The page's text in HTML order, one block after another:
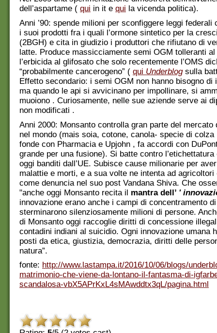
dell’aspartame ( qui in it e qui la vicenda politica).
Anni ’90: spende milioni per sconfiggere leggi federali
i suoi prodotti fra i quali l’ormone sintetico per la
(2BGH) e cita in giudizio i produttori che rifiutano di
latte. Produce massicciamente semi OGM tolleranti al
l’erbicida al glifosato che solo recentemente l’OMS
“probabilmente cancerogeno” ( qui Underblogsulla
Effetto secondario: i semi OGM non hanno bisogno di
ma quando le api si avvicinano per impollinare, si
muoiono . Curiosamente, nelle sue aziende serve ai
non modificati .
Anni 2000: Monsanto controlla gran parte del mercato
nel mondo (mais soia, cotone, canola- specie di colza
fonde con Pharmacia e Upjohn , fa accordi con
grande per una fusione). Si batte contro
oggi banditi dall’UE. Subisce cause milionarie per
malattie e morti, e a sua volte ne intenta ad agricoltori
come denuncia nel suo post Vandana Shiva. Che
"anche oggi Monsanto recita il mantra dell’ '
innovazione erano anche i campi di concentramento
sterminarono silenziosamente milioni di persone.
di Monsanto oggi raccoglie diritti di concessione
contadini indiani al suicidio. Ogni innovazione umana
posti da etica, giustizia, democrazia, diritti delle
natura”.
fonte: http://www.lastampa.it/2016/10/06/blogs/
matrimonio-che-viene-da-lontano-il-fantasma-di-
scandalosa-vbX5APrKxL4sMAwddtx3qL/pagina.html